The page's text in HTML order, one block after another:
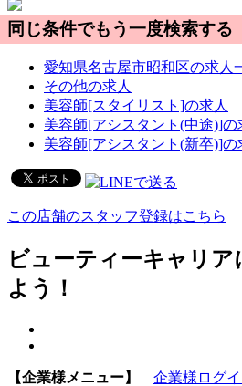
同じ条件でもう一度検索する
愛知県名古屋市昭和区の求人
その他の求人
美容師[スタイリスト]の求人
美容師[アシスタント(中途)]の
美容師[アシスタント(新卒)]の
この店舗のスタッフ登録はこちら
ビューティーキャリア
よう！
【企業様メニュー】 企業様ログ